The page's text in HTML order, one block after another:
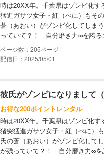
時は20XX年。千葉県はゾンビ化
猛進ガサツ女子・紅（べに）もそ
蒼（あおい）がゾンビ化してしま
っていて？！ 自分磨き力∞を誇
205
配信日：2025/05/01
彼氏がゾンビになりまして（
お得な200ポイントレンタル
時は20XX年。千葉県はゾンビ化
猪突猛進ガサツ女子・紅（べに）
氏の蒼（あおい）がゾンビ化して
が残っていて？！ 自分磨き力∞を